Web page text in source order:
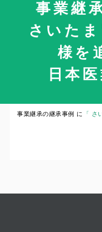
事業継
さいた
様を
日本
事業継承の継承事例 に「
事業継承の継承事例 に 「 さ